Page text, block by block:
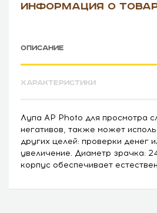
ИНФОРМАЦИЯ О
ОПИСАНИЕ
ХАРАКТЕРИСТИКИ
Лупа AP Photo для просмотра
негативов, также может
других целей: проверки денег
увеличение. Диаметр зрачка:
корпус обеспечивает